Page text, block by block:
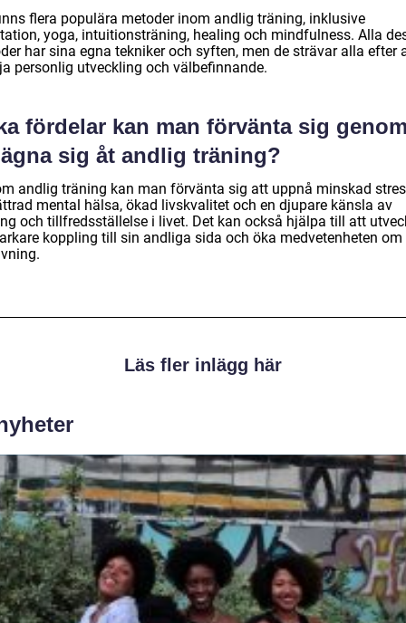
flera populära metoder inom andlig träning, inklusive
yoga, intuitionsträning, healing och mindfulness. Alla
har sina egna tekniker och syften, men de strävar alla efter
personlig utveckling och välbefinnande.
fördelar kan man förvänta sig
sig åt andlig träning?
andlig träning kan man förvänta sig att uppnå minskad
mental hälsa, ökad livskvalitet och en djupare känsla av
och tillfredsställelse i livet. Det kan också hjälpa till att
koppling till sin andliga sida och öka medvetenheten om
Läs fler inlägg här